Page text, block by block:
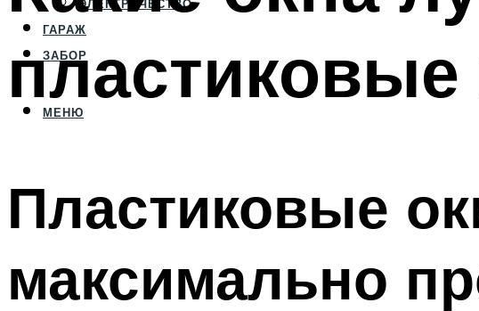
ЭЛЕКТРИЧЕСТВО
ГАРАЖ
ЗАБОР
МЕНЮ
Пластиковые
максимально